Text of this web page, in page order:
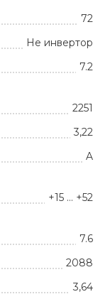
72
Не инвертор
7.2
2251
3,22
A
+15 … +52
7.6
2088
3,64